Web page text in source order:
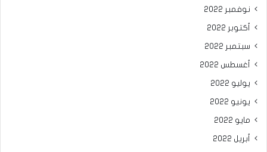
نوفمبر 2022
أكتوبر 2022
سبتمبر 2022
أغسطس 2022
يوليو 2022
يونيو 2022
مايو 2022
أبريل 2022